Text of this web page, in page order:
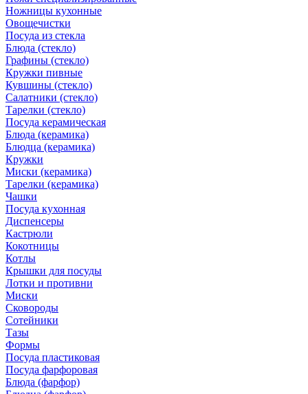
Ножницы кухонные
Овощечистки
Посуда из стекла
Блюда (стекло)
Графины (стекло)
Кружки пивные
Кувшины (стекло)
Салатники (стекло)
Тарелки (стекло)
Посуда керамическая
Блюда (керамика)
Блюдца (керамика)
Кружки
Миски (керамика)
Тарелки (керамика)
Чашки
Посуда кухонная
Диспенсеры
Кастрюли
Кокотницы
Котлы
Крышки для посуды
Лотки и противни
Миски
Сковороды
Сотейники
Тазы
Формы
Посуда пластиковая
Посуда фарфоровая
Блюда (фарфор)